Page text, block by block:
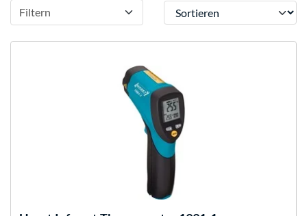
Filtern Sortieren